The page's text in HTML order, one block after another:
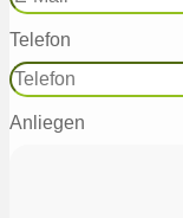
Telefon
Anliegen